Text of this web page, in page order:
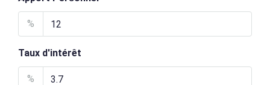
%
Taux d'intérêt
%